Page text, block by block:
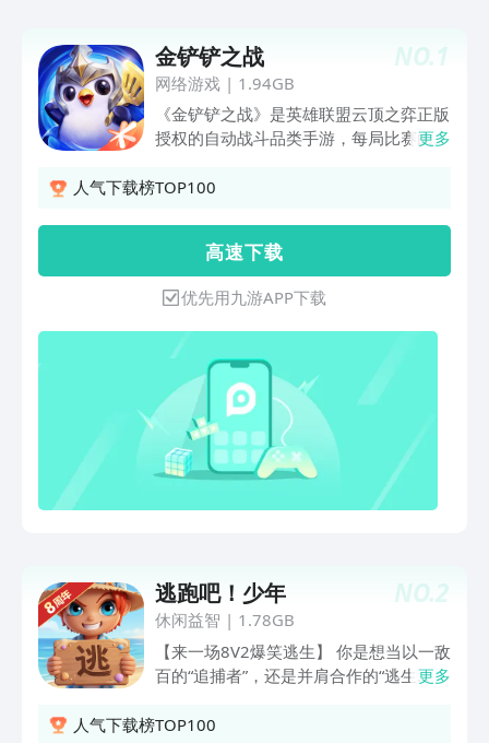
NO.1
金铲铲之战
网络游戏| 1.94GB
《金铲铲之战》是英雄联盟云顶之弈正版
授权的自动战斗品类手游，每局比赛由八
抗，玩家通过招兵买马，融合英雄，提升
入了快速模式、双人模式及阵容挑战赛等
更多精彩内容，赶紧体验！
更多
人气下载榜TOP100
高 速 下 载
优先用九游APP下载
NO.2
逃跑吧！少年
休闲益智 | 1.78GB
【来一场8V2爆笑逃生】 你是想当以一敌
百的“追捕者”，还是并肩合作的“逃生
出去！除了成功出逃，组团暴捶“追捕
更多
人气下载榜TOP100